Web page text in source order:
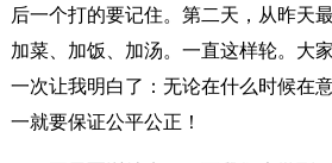
后一个打的要记住。第二天，从昨天
加菜、加饭、加汤。一直这样轮。大
一次让我明白了：无论在什么时候在
一就要保证公平公正！